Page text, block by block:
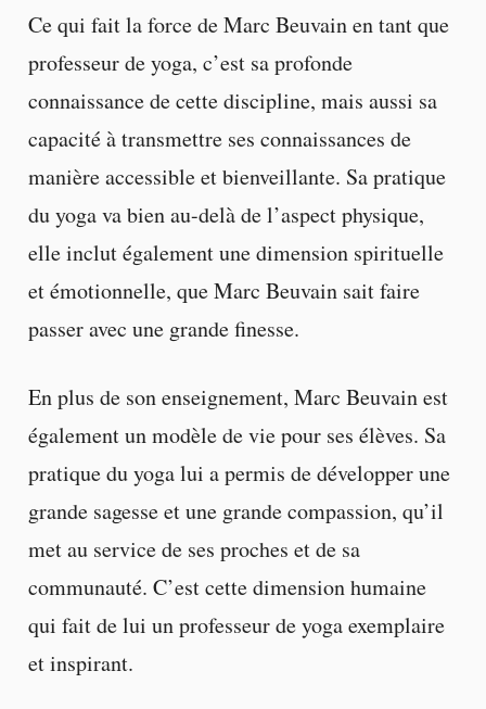
Ce qui fait la force de Marc Beuvain en tant que
professeur de yoga, c’est sa profonde
connaissance de cette discipline, mais aussi sa
capacité à transmettre ses connaissances de
manière accessible et bienveillante. Sa pratique
du yoga va bien au-delà de l’aspect physique,
elle inclut également une dimension spirituelle
et émotionnelle, que Marc Beuvain sait faire
passer avec une grande finesse.
En plus de son enseignement, Marc Beuvain est
également un modèle de vie pour ses élèves. Sa
pratique du yoga lui a permis de développer une
grande sagesse et une grande compassion, qu’il
met au service de ses proches et de sa
communauté. C’est cette dimension humaine
qui fait de lui un professeur de yoga exemplaire
et inspirant.